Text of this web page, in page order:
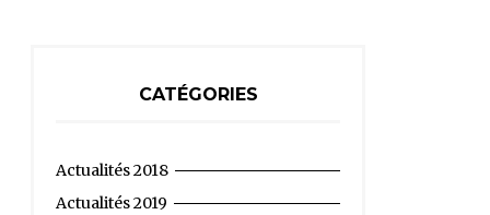
CATÉGORIES
Actualités 2018
Actualités 2019